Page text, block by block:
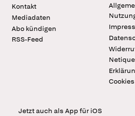
Kontakt
Mediadaten
Abo kündigen
RSS-Feed
Jetzt auch als App für iOS